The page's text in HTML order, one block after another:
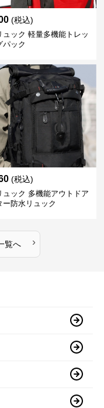
(税込)
ュック 軽量多機能トレッ
パック
(税込)
ュック 多機能アウトドア
ー防水リュック
覧へ ›